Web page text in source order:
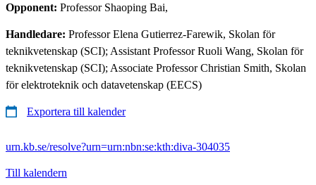
Opponent: Professor Shaoping Bai,
Handledare: Professor Elena Gutierrez-Farewik, Skolan för
teknikvetenskap (SCI); Assistant Professor Ruoli Wang, Skolan för
teknikvetenskap (SCI); Associate Professor Christian Smith, Skolan
för elektroteknik och datavetenskap (EECS)
Exportera till kalender
urn.kb.se/resolve?urn=urn:nbn:se:kth:diva-304035
Till kalendern